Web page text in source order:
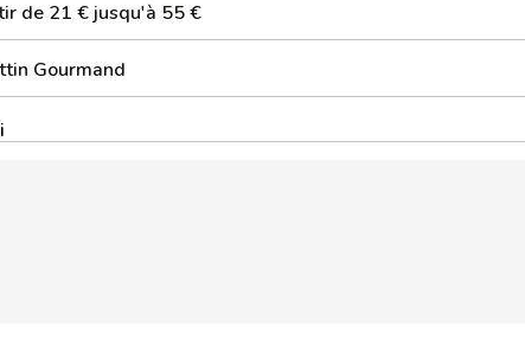
de 21 € jusqu'à 55 €
Gourmand